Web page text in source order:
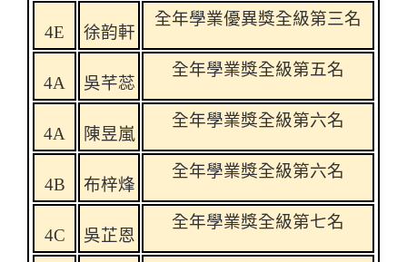
4E 徐韵軒
全年學業優異獎全級第三名
4A 吳芊蕊
全年學業獎全級第五名
4A 陳昱嵐
全年學業獎全級第六名
4B 布梓烽
全年學業獎全級第六名
4C 吳芷恩
全年學業獎全級第七名